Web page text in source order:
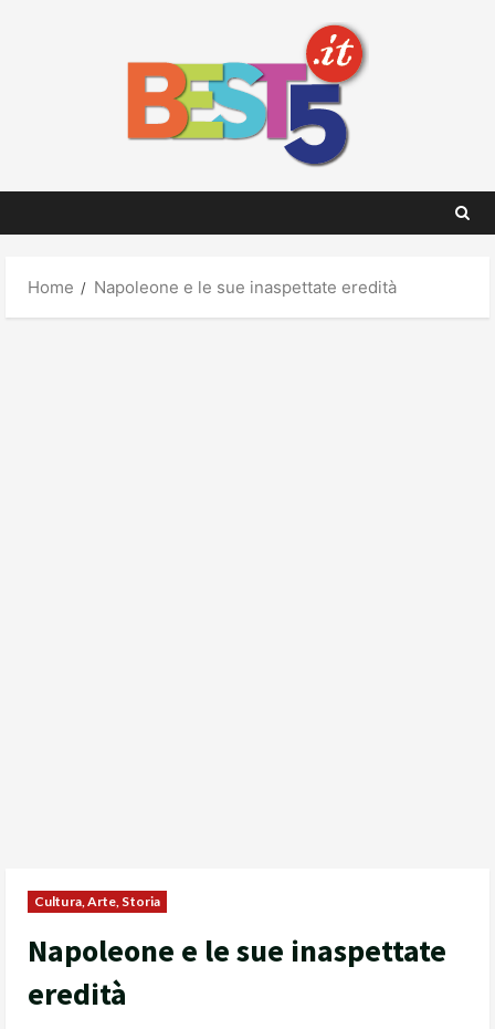
Home Napoleone e le sue inaspettate eredità
Cultura, Arte, Storia
Napoleone e le sue inaspettate
eredità